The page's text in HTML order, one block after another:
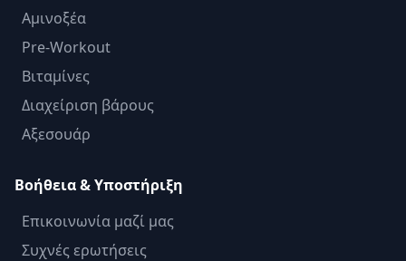
Αμινοξέα
Pre-Workout
Βιταμίνες
Διαχείριση βάρους
Αξεσουάρ
Βοήθεια & Υποστήριξη
Επικοινωνία μαζί μας
Συχνές ερωτήσεις